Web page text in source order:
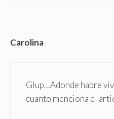
Carolina
Glup…Adonde habre
cuanto menciona el